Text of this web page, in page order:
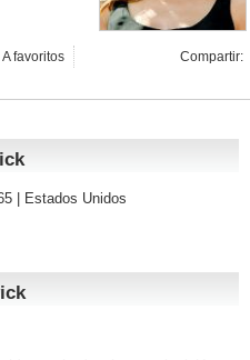
Compartir:
A favoritos
|
Estados Unidos